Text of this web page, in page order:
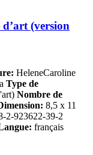
(version
HeleneCaroline
Type de
Nombre de
8,5 x 11
2-923622-39-2
français